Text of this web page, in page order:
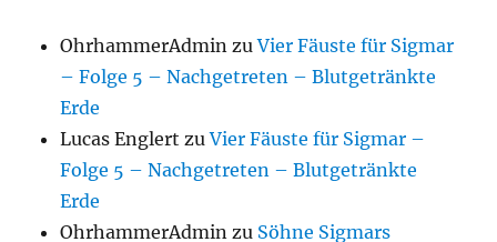
OhrhammerAdmin zuVier Fäuste für Sigmar
– Folge 5 – Nachgetreten – Blutgetränkte
Erde
Lucas Englert zuVier Fäuste für Sigmar –
Folge 5 – Nachgetreten – Blutgetränkte
Erde
OhrhammerAdmin zu Söhne Sigmars